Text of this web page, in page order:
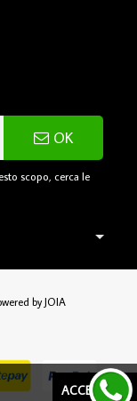
OK
scopo, cerca le
byJOIA
ACCETTARE